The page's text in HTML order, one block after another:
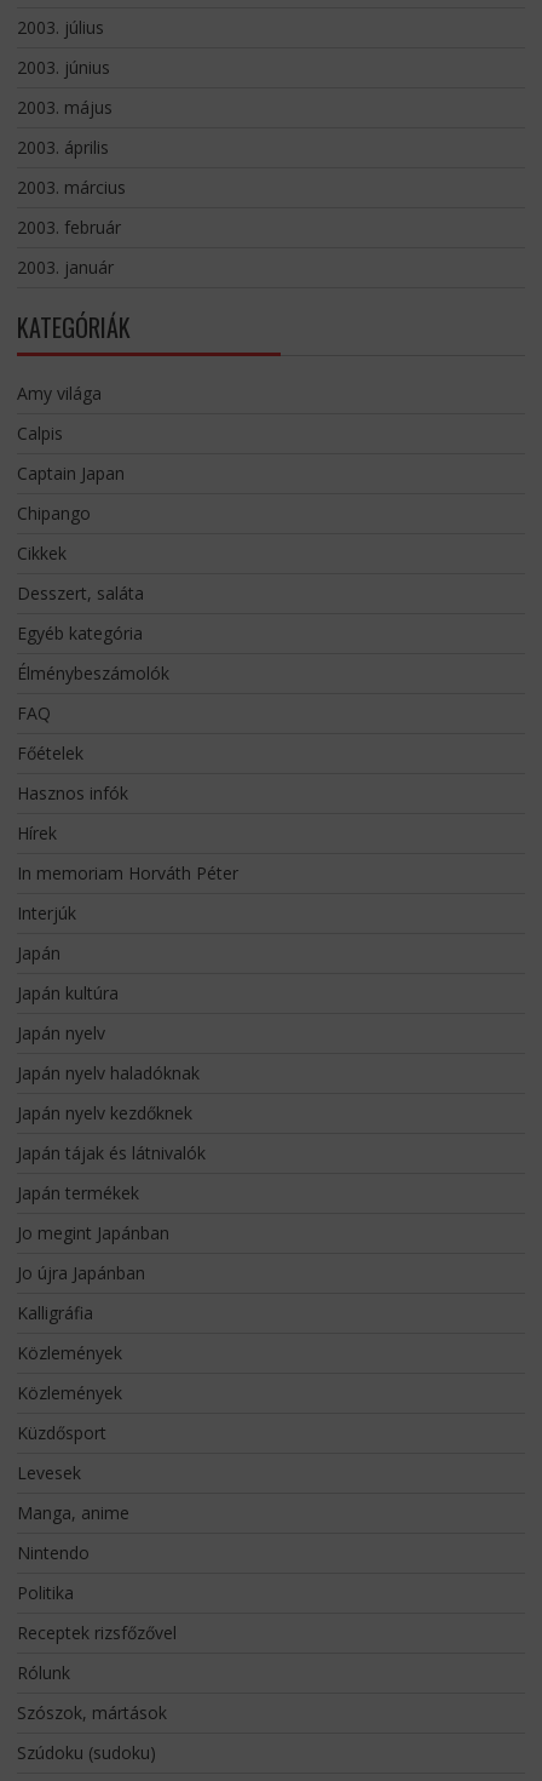
2003. július
2003. június
2003. május
2003. április
2003. március
2003. február
2003. január
KATEGÓRIÁK
Amy világa
Calpis
Captain Japan
Chipango
Cikkek
Desszert, saláta
Egyéb kategória
Élménybeszámolók
FAQ
Főételek
Hasznos infók
Hírek
In memoriam Horváth Péter
Interjúk
Japán
Japán kultúra
Japán nyelv
Japán nyelv haladóknak
Japán nyelv kezdőknek
Japán tájak és látnivalók
Japán termékek
Jo megint Japánban
Jo újra Japánban
Kalligráfia
Közlemények
Közlemények
Küzdősport
Levesek
Manga, anime
Nintendo
Politika
Receptek rizsfőzővel
Rólunk
Szószok, mártások
Szúdoku (sudoku)